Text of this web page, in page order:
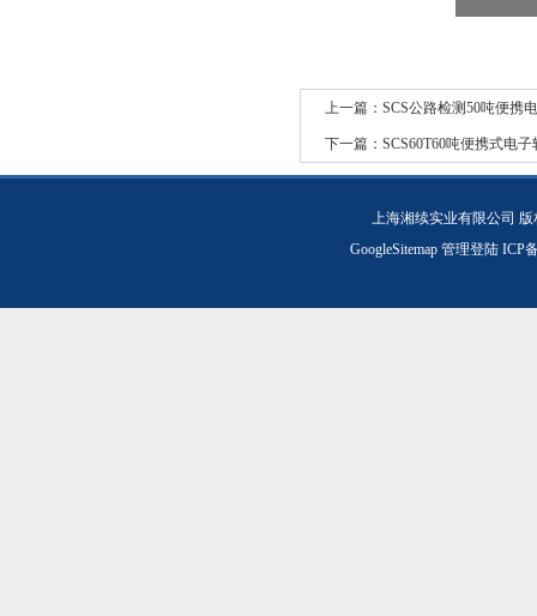
上一篇： SCS公路检测50吨便携
下一篇： SCS60T60吨便携式电子
上海湘续实业有限公司
GoogleSitemap 管理登陆ICP